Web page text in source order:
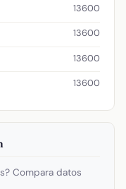
13600
13600
13600
13600
Compara datos